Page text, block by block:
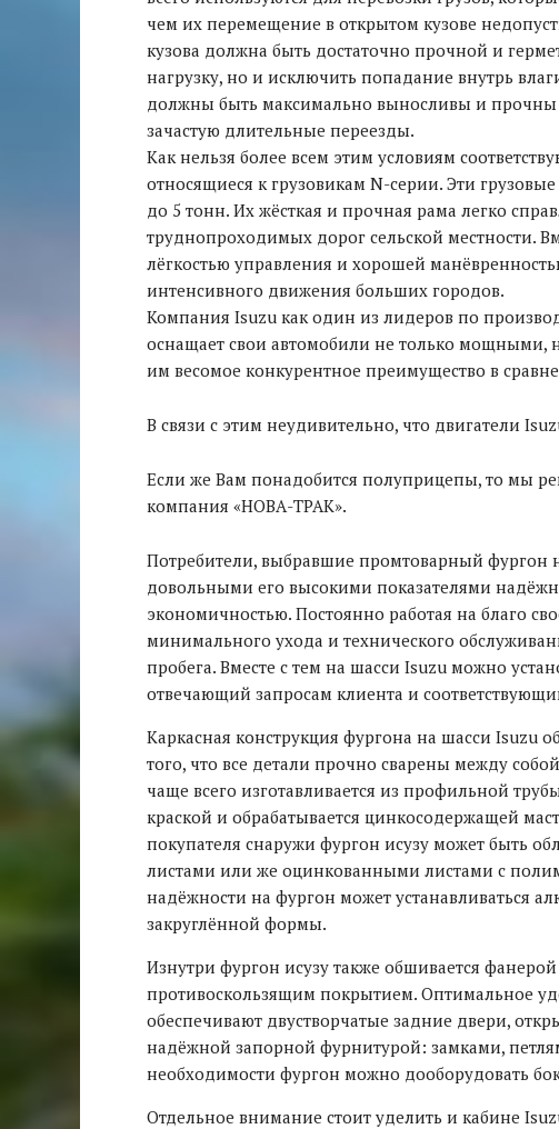
чем их перемещение в открытом кузове
кузова должна быть достаточно прочной и
нагрузку, но и исключить попадание внутрь
должны быть максимально выносливы и прочны
зачастую длительные переезды.
Как нельзя более всем этим условиям
относящиеся к грузовикам N-серии. Эти
до 5 тонн. Их жёсткая и прочная рама легко
труднопроходимых дорог сельской местности.
лёгкостью управления и хорошей
интенсивного движения больших городов.
Компания Isuzu как один из лидеров по
оснащает свои автомобили не только
им весомое конкурентное преимущество в
В связи с этим неудивительно, что двигатели
Если же Вам понадобится полуприцепы, то мы
компания «НОВА-ТРАК».
Потребители, выбравшие промтоварный фургон
довольными его высокими показателями
экономичностью. Постоянно работая на благо
минимального ухода и технического
пробега. Вместе с тем на шасси Isuzu можно
отвечающий запросам клиента и
Каркасная конструкция фургона на шасси Isuzu
того, что все детали прочно сварены между
чаще всего изготавливается из профильной
краской и обрабатывается цинкосодержащей
покупателя снаружи фургон исузу может быть
листами или же оцинкованными листами с
надёжности на фургон может устанавливаться
закруглённой формы.
Изнутри фургон исузу также обшивается
противоскользящим покрытием. Оптимальное
обеспечивают двустворчатые задние двери,
надёжной запорной фурнитурой: замками,
необходимости фургон можно дооборудовать
Отдельное внимание стоит уделить и кабине